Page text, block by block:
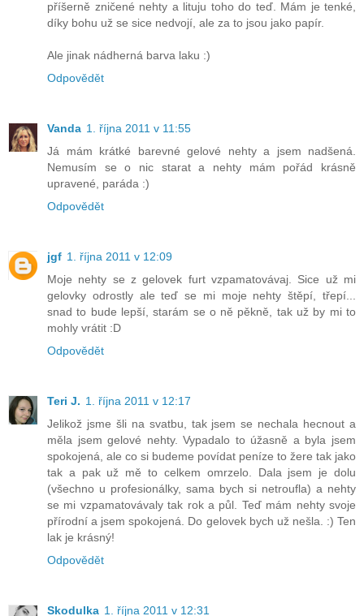
příšerně zničené nehty a lituju toho do teď. Mám je tenké,
díky bohu už se sice nedvojí, ale za to jsou jako papír.
Ale jinak nádherná barva laku :)
Odpovědět
Vanda 1. října 2011 v 11:55
Já mám krátké barevné gelové nehty a jsem nadšená.
Nemusím se o nic starat a nehty mám pořád krásně
upravené, paráda :)
Odpovědět
jgf 1. října 2011 v 12:09
Moje nehty se z gelovek furt vzpamatovávaj. Sice už mi
gelovky odrostly ale teď se mi moje nehty štěpí, třepí...
snad to bude lepší, starám se o ně pěkně, tak už by mi to
mohly vrátit :D
Odpovědět
Teri J. 1. října 2011 v 12:17
Jelikož jsme šli na svatbu, tak jsem se nechala hecnout a
měla jsem gelové nehty. Vypadalo to úžasně a byla jsem
spokojená, ale co si budeme povídat peníze to žere tak jako
tak a pak už mě to celkem omrzelo. Dala jsem je dolu
(všechno u profesionálky, sama bych si netroufla) a nehty
se mi vzpamatovávaly tak rok a půl. Teď mám nehty svoje
přírodní a jsem spokojená. Do gelovek bych už nešla. :) Ten
lak je krásný!
Odpovědět
Skodulka 1. října 2011 v 12:31